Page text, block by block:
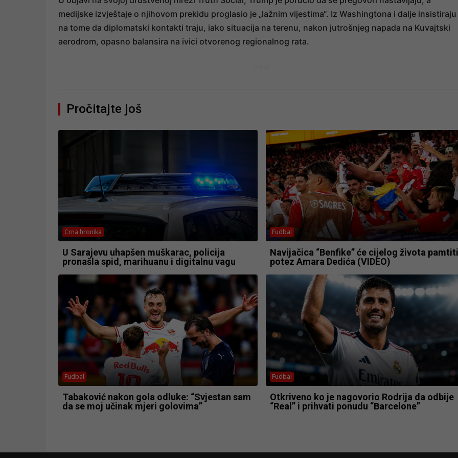
medijske izvještaje o njihovom prekidu proglasio je „lažnim vijestima“. Iz Washingtona i dalje insistiraju
na tome da diplomatski kontakti traju, iako situacija na terenu, nakon jutrošnjeg napada na Kuvajtski
aerodrom, opasno balansira na ivici otvorenog regionalnog rata.
Pročitajte još
Crna hronika
U Sarajevu uhapšen muškarac, policija
pronašla spid, marihuanu i digitalnu vagu
Fudbal
Navijačica “Benfike” će cijelog života pamtiti
potez Amara Dedića (VIDEO)
Fudbal
Tabaković nakon gola odluke: “Svjestan sam
da se moj učinak mjeri golovima”
Fudbal
Otkriveno ko je nagovorio Rodrija da odbije
“Real” i prihvati ponudu “Barcelone”